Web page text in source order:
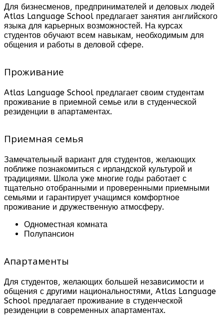
Для бизнесменов, предпринимателей и деловых людей
Atlas Language School предлагает занятия английского
языка для карьерных возможностей. На курсах
студентов обучают всем навыкам, необходимым для
общения и работы в деловой сфере.
Проживание
Atlas Language School предлагает своим студентам
проживание в приемной семье или в студенческой
резиденции в апартаментах.
Приемная семья
Замечательный вариант для студентов, желающих
поближе познакомиться с ирландской культурой и
традициями. Школа уже многие годы работает с
тщательно отобранными и проверенными приемными
семьями и гарантирует учащимся комфортное
проживание и дружественную атмосферу.
Одноместная комната
Полупансион
Апартаменты
Для студентов, желающих большей независимости и
общения с другими национальностями, Atlas Language
School предлагает проживание в студенческой
резиденции в современных апартаментах.